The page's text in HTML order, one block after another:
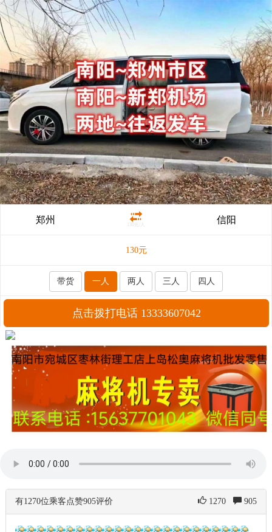
郑州 130元/人 信阳
130元
带货 一人 两人 三人 四人
点击拨打电话 13333607042
有1270位乘客点赞905评价 1270 905